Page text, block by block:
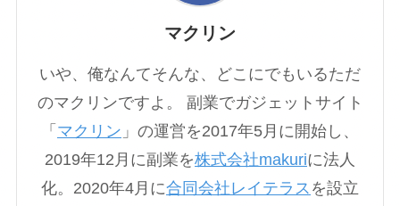
マクリン
いや、俺なんてそんな、どこにでもいるただ
のマクリンですよ。 副業でガジェットサイト
「 マクリン 」の運営を2017年5月に開始し、
2019年12月に副業を株式会社makuriに法人
化。2020年4月に合同会社レイテラス を設立